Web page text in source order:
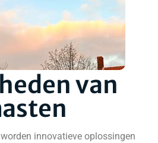
van
innovatieve oplossingen